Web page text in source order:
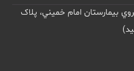
بيمارستان امام خميني، پلاک